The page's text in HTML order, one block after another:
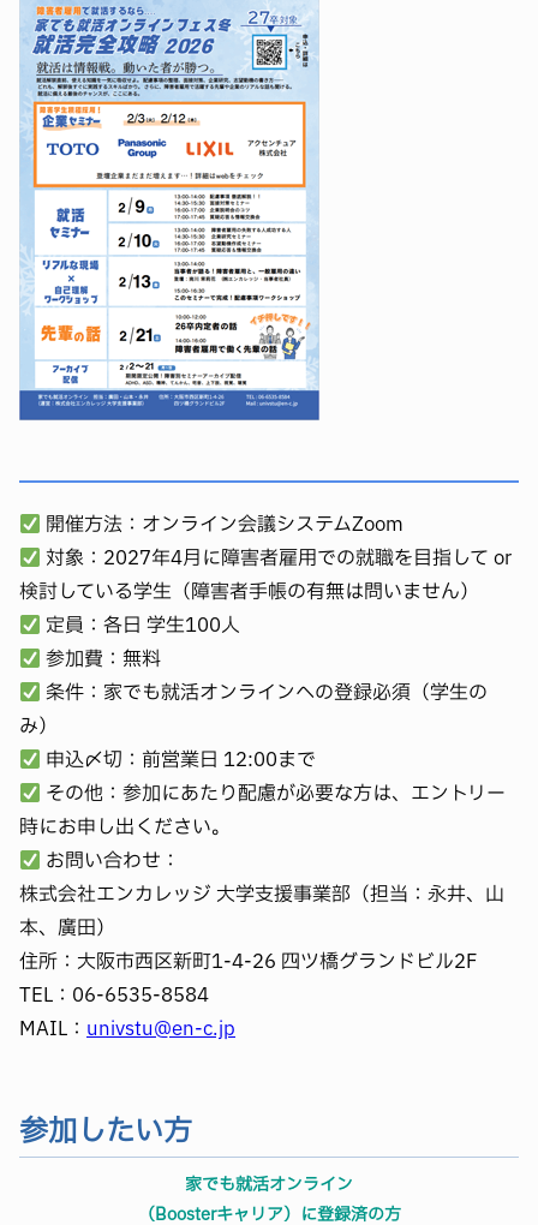
【登壇者】秋山航大
就職先：シスメックス株式会社 人事職
障害名：発達障害（ASD・ADHD）
自己紹介：
25卒新卒でシスメックスに入社いたしました秋山と申しま
す。
現在入社1年目で人事部のHRtechチームに配属され、人事シ
ステムの管理や運営に携わっております。
イベントではクローズ就労かオープン就労で迷っていた就職
活動の話や新卒1年目でありますが、仕事で求められている能
力などお話できればと思います。
当日はよろしくお願いいたします！
就職先：TOTO株式会社
障害名：うつ病・社交不安障害
自己紹介：
はじめまして、マキと申します。
精神的な不調を抱えながらの就労の楽しさ、困りごと、それ
に対する職場のサポートについて、できるだけ本音でお話し
同じような悩みを持つ方に、少しでも役立つ情報をお伝えで
きれば幸いです。
よろしくお願いいたします。
開催方法：オンライン会議システムZoom
対象：2027年4月に障害者雇用での就職を目指して or
検討している学生（障害者手帳の有無は問いません）
定員：各日 学生100人
参加費：無料
条件：家でも就活オンラインへの登録必須（学生の
み）
申込〆切：前営業日 12:00まで
その他：参加にあたり配慮が必要な方は、エントリー
時にお申し出ください。
お問い合わせ：
株式会社エンカレッジ 大学支援事業部（担当：永井、山
本、廣田）
住所：大阪市西区新町1-4-26 四ツ橋グランドビル2F
TEL：06-6535-8584
MAIL： univstu@en-c.jp
参加したい方
家でも就活オンライン
（Boosterキャリア）に登録済の方